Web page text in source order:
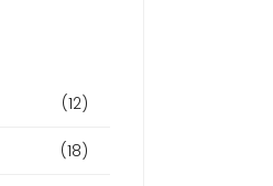
(12)
(18)